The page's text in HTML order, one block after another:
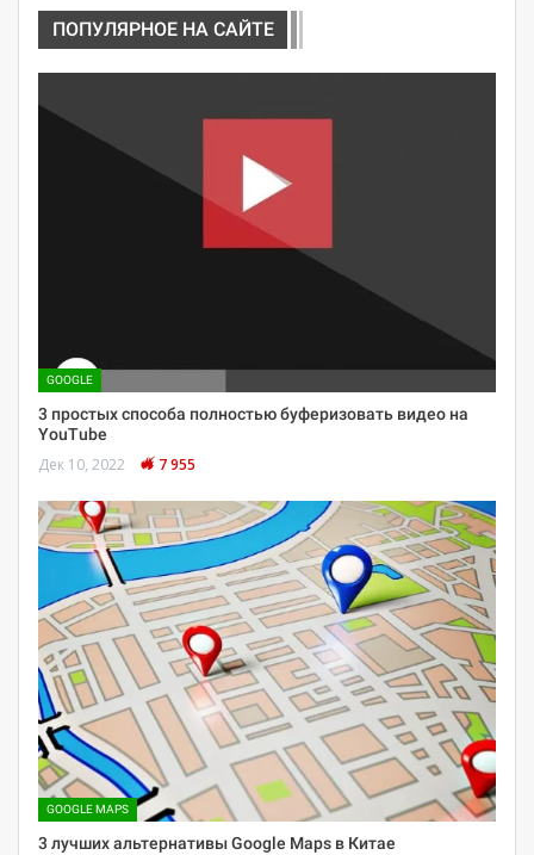
ПОПУЛЯРНОЕ НА САЙТЕ
GOOGLE
3 простых способа полностью буферизовать видео на
YouTube
Дек 10, 2022 7 955
GOOGLE MAPS
3 лучших альтернативы Google Maps в Китае